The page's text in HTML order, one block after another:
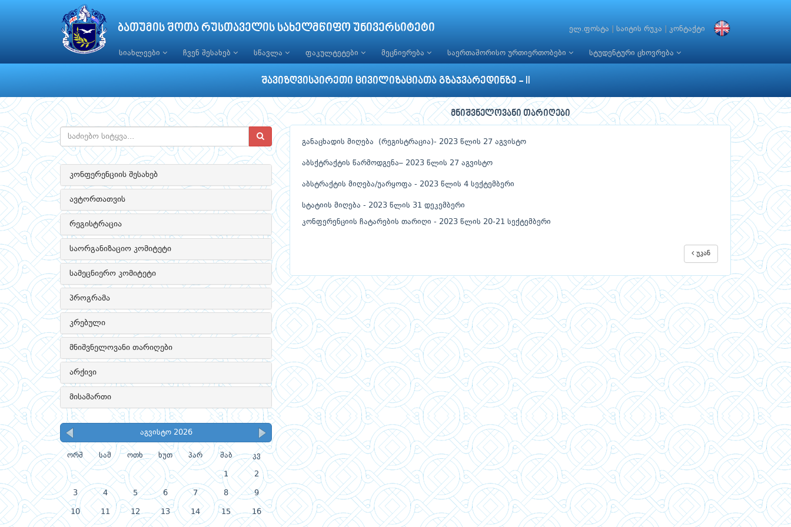
ბათუმის შოთა რუსთაველის სახელმწიფო უნივერსიტეტი ელ.ფოსტა საიტის რუკა კონტაქტი
სიახლეები ჩვენ შესახებ სწავლა ფაკულტეტები მეცნიერება საერთაშორისო ურთიერთობები სტუდენტური ცხოვრება
შავიზღვისპირეთი ცივილიზაციათა გზაჯვარედინზე - II
კონფერენციის შესახებ
ავტორთათვის
რეგისტრაცია
საორგანიზაციო კომიტეტი
სამეცნიერო კომიტეტი
პროგრამა
კრებული
მნიშვნელოვანი თარიღები
არქივი
მისამართი
აგვისტო 2026
ორშ სამ ოთხ ხუთ პარ შაბ კვ
1 2
3 4 5 6 7 8 9
10 11 12 13 14 15 16
მნიშვნელოვანი თარიღები
განაცხადის მიღება (რეგისტრაცია)- 2023 წლის 27 აგვისტო
აბსქტრაქტის წარმოდგენა– 2023 წლის 27 აგვისტო
აბსტრაქტის მიღება/უარყოფა - 2023 წლის 4 სექტემბერი
სტატიის მიღება - 2023 წლის 31 დეკემბერი
კონფერენციის ჩატარების თარიღი - 2023 წლის 20-21 სექტემბერი
უკან